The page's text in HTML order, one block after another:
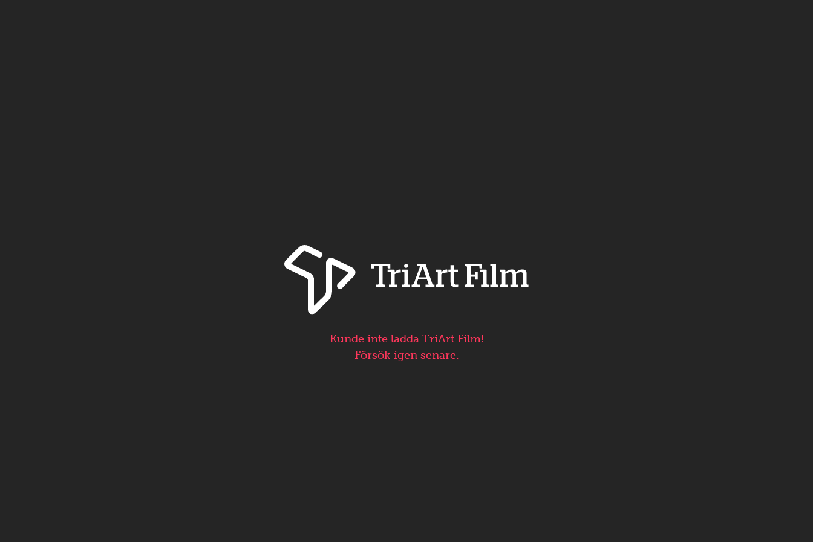
Kunde inte ladda TriArt Film!
Försök igen senare.